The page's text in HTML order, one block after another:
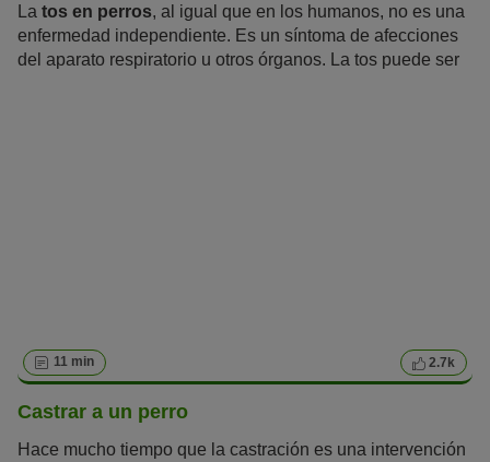
La tos en perros, al igual que en los humanos, no es una
enfermedad independiente. Es un síntoma de afecciones
del aparato respiratorio u otros órganos. La tos puede ser
11 min 2.7k
Castrar a un perro
Hace mucho tiempo que la castración es una intervención